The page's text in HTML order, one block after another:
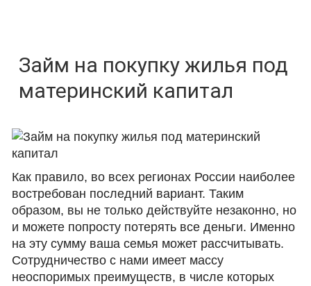
Займ на покупку жилья под
материнский капитал
Как правило, во всех регионах России наиболее
востребован последний вариант. Таким
образом, вы не только действуйте незаконно, но
и можете попросту потерять все деньги. Именно
на эту сумму ваша семья может рассчитывать.
Сотрудничество с нами имеет массу
неоспоримых преимуществ, в числе которых